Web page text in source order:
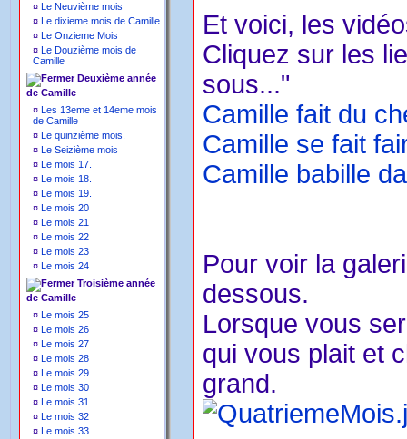
¤ Le Neuvième mois
¤ Le dixieme mois de Camille
¤ Le Onzieme Mois
¤ Le Douzième mois de
Camille
Deuxième année
de Camille
¤ Les 13eme et 14eme mois
de Camille
¤ Le quinzième mois.
¤ Le Seizième mois
¤ Le mois 17.
¤ Le mois 18.
¤ Le mois 19.
¤ Le mois 20
¤ Le mois 21
¤ Le mois 22
¤ Le mois 23
¤ Le mois 24
Troisième année
de Camille
¤ Le mois 25
¤ Le mois 26
¤ Le mois 27
¤ Le mois 28
¤ Le mois 29
¤ Le mois 30
¤ Le mois 31
¤ Le mois 32
¤ Le mois 33
Et voici, les
Cliquez sur les
sous..."
Camille fait du
Camille se fait
Camille babille
Pour voir la
dessous.
Lorsque vous
qui vous plait et
grand.